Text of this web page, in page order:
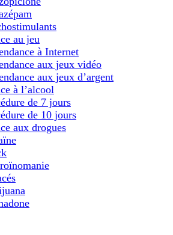
au jeu
à Internet
aux jeux vidéo
aux jeux d’argent
à l’alcool
de 7 jours
de 10 jours
aux drogues